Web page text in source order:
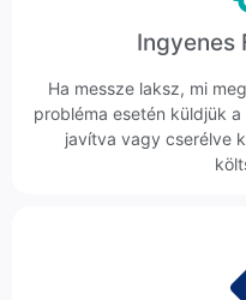
Ingyenes
Ha messze laksz, mi
probléma esetén küldjük
javítva vagy cserélve